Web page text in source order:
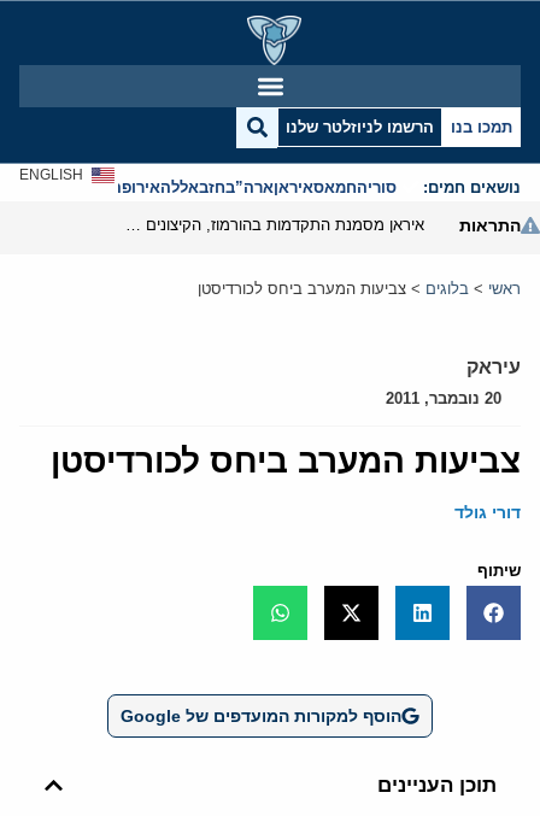
תמכו בנו הרשמו לניוזלטר שלנו
נושאים חמים: סוריהחמאסאיראןארה”בחזבאללהאירופהאנטישמיות
ENGLISH
התראות
ראשי > בלוגים > צביעות המערב ביחס לכורדיסטן
עיראק
20 נובמבר, 2011
צביעות המערב ביחס לכורדיסטן
דורי גולד
שיתוף
הוסף למקורות המועדפים של Google
תוכן העניינים